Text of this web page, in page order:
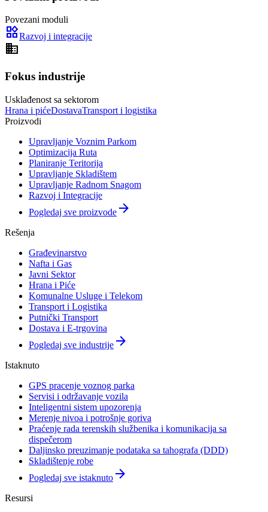
Povezani moduli
widgetsRazvoj i integracije
domain
Fokus industrije
Usklađenost sa sektorom
Hrana i pićeDostavaTransport i logistika
Proizvodi
Upravljanje Voznim Parkom
Optimizacija Ruta
Planiranje Teritorija
Upravljanje Skladištem
Upravljanje Radnom Snagom
Razvoj i Integracije
Pogledaj sve proizvode arrow_forward
Rešenja
Građevinarstvo
Nafta i Gas
Javni Sektor
Hrana i Piće
Komunalne Usluge i Telekom
Transport i Logistika
Putnički Transport
Dostava i E-trgovina
Pogledaj sve industrije arrow_forward
Istaknuto
GPS pracenje voznog parka
Servisi i održavanje vozila
Inteligentni sistem upozorenja
Merenje nivoa i potrošnje goriva
Praćenje rada terenskih službenika i komunikacija sa
dispečerom
Daljinsko preuzimanje podataka sa tahografa (DDD)
Skladištenje robe
Pogledaj sve istaknuto arrow_forward
Resursi